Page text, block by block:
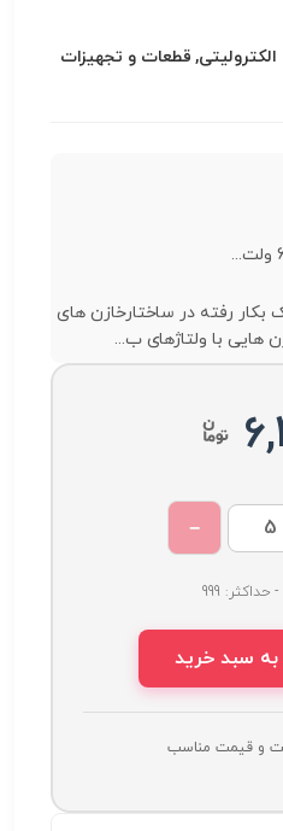
الکترولیتی, قطعات و تجهیزات
بکار رفته در ساختارخازن های
هایی با ولتاژهای ب...
−
به سبد خرید
و قیمت مناسب